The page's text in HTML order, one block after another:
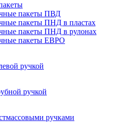
пакеты ПВД
пакеты ПНД в пластах
пакеты ПНД в рулонах
пакеты ЕВРО
ручкой
ручкой
ручками